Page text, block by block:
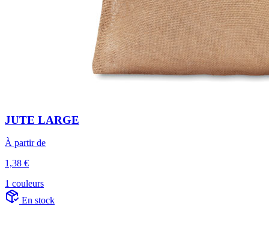
JUTE LARGE
À partir de
1,38 €
1 couleurs
En stock